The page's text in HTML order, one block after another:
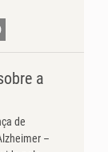
a
de
–